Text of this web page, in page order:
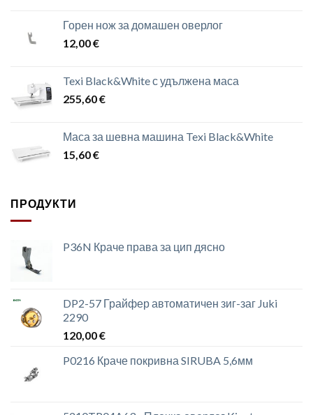
Горен нож за домашен оверлог
12,00€
Texi Black&White с удължена маса
255,60€
Маса за шевна машина Texi Black&White
15,60€
ПРОДУКТИ
P36N Краче права за цип дясно
DP2-57 Грайфер автоматичен зиг-заг Juki
2290
120,00€
P0216 Краче покривна SIRUBA 5,6мм